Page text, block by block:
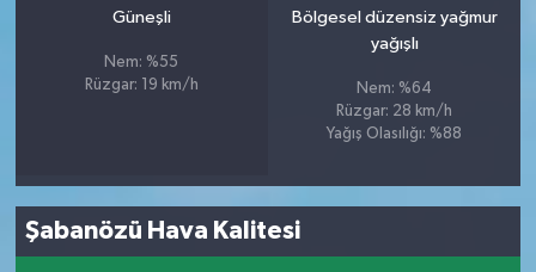
Güneşli
Nem: %55
Rüzgar: 19 km/h
Bölgesel düzensiz yağmur
yağışlı
Nem: %64
Rüzgar: 28 km/h
Yağış Olasılığı: %88
Şabanözü Hava Kalitesi